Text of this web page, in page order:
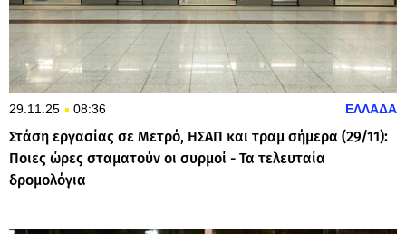
29.11.25 08:36 ΕΛΛΑΔΑ
Στάση εργασίας σε Μετρό, ΗΣΑΠ και τραμ σήμερα (29/11):
Ποιες ώρες σταματούν οι συρμοί - Τα τελευταία
δρομολόγια